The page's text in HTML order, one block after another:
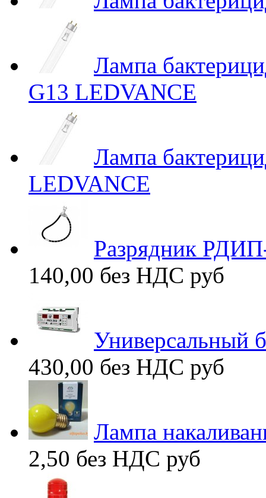
Лампа
G13 LEDVANCE
Лампа
LEDVANCE
Разрядник
140,00 без НДС руб
Универсальный
430,00 без НДС руб
Лампа
2,50 без НДС руб